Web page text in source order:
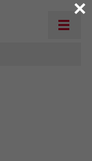
×